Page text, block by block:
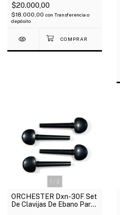
$20.000,00
$18.000,00 con Transferencia o
depósito
1 / 2
ORCHESTER Dxn-30F Set
De Clavijas De Ebano Para